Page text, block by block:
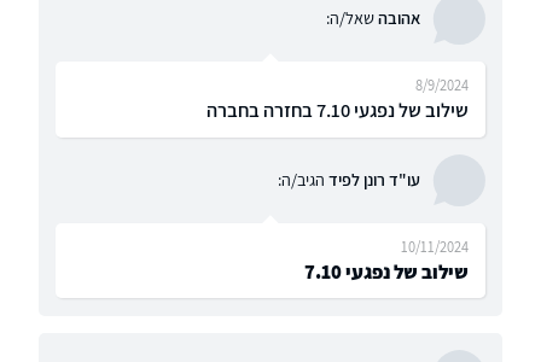
אהובהשאל/ה:
שילוב של נפגעי 7.10 בחזרה בחברה
8/9/2024
עו"ד רונן לפיד הגיב/ה:
שילוב של נפגעי 7.10
10/11/2024